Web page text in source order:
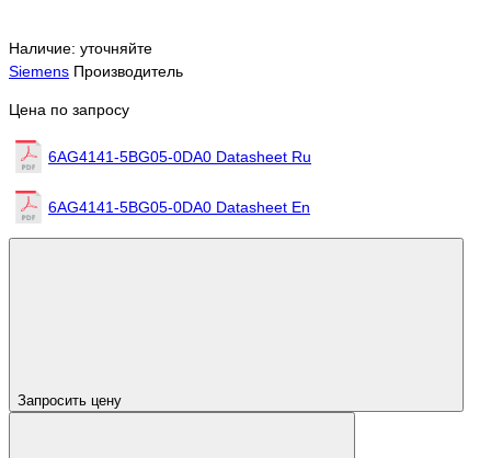
Наличие: уточняйте
Siemens Производитель
Цена по запросу
6AG4141-5BG05-0DA0 Datasheet Ru
6AG4141-5BG05-0DA0 Datasheet En
Запросить цену